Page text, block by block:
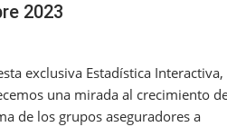
2023
exclusiva Estadística Interactiva,
una mirada al crecimiento
de los grupos aseguradores a